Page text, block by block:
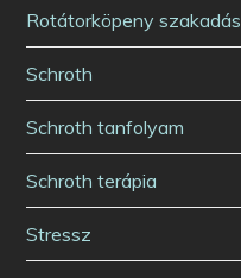
Rotátorköpeny szakadás
Schroth
Schroth tanfolyam
Schroth terápia
Stressz